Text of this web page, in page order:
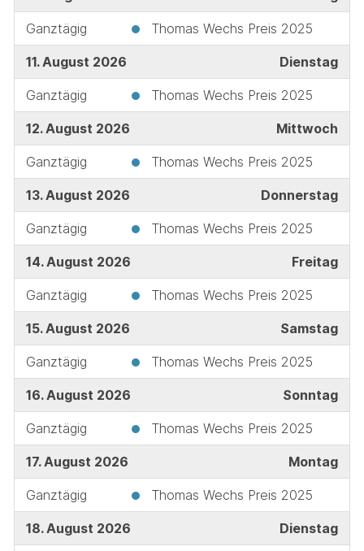
Ganztägig Thomas Wechs Preis 2025
11. August 2026 Dienstag
Ganztägig Thomas Wechs Preis 2025
12. August 2026 Mittwoch
Ganztägig Thomas Wechs Preis 2025
13. August 2026 Donnerstag
Ganztägig Thomas Wechs Preis 2025
14. August 2026 Freitag
Ganztägig Thomas Wechs Preis 2025
15. August 2026 Samstag
Ganztägig Thomas Wechs Preis 2025
16. August 2026 Sonntag
Ganztägig Thomas Wechs Preis 2025
17. August 2026 Montag
Ganztägig Thomas Wechs Preis 2025
18. August 2026 Dienstag